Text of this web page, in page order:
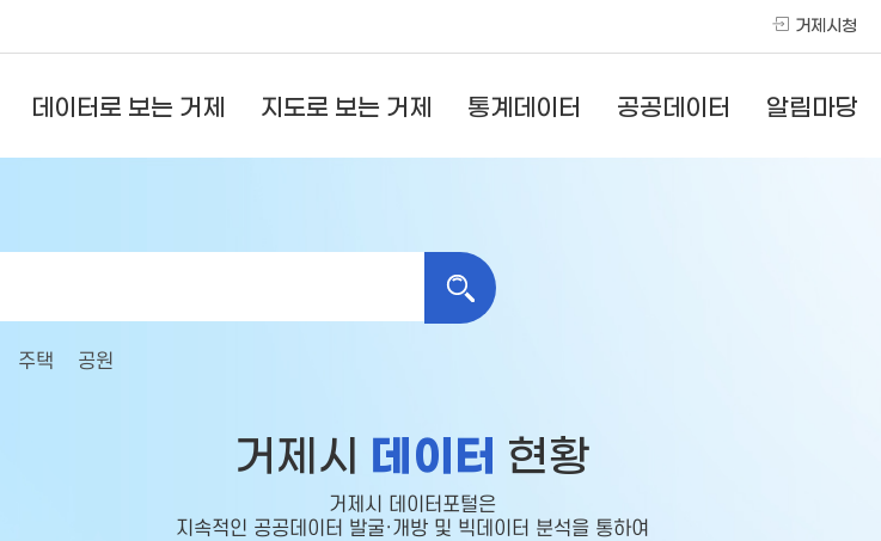
거제시청
데이터로 보는 거제 지도로 보는 거제 통계데이터 공공데이터 알림마당
주택 공원
거제시 데이터 현황
거제시 데이터포털은
지속적인 공공데이터 발굴·개방 및 빅데이터 분석을 통하여